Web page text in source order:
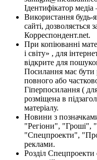
Ідентифікатор
Використання будь-
сайті, дозволяється
Корреспондент.net.
При копіюванні
і світу» , для
відкрите для
Посилання має бути
повного або
Гіперпосилання (
розміщена в
матеріалу.
Новини з
"Регіони", "Гроші",
"Спецпроекти",
реклами.
Розділ Спецпроекти